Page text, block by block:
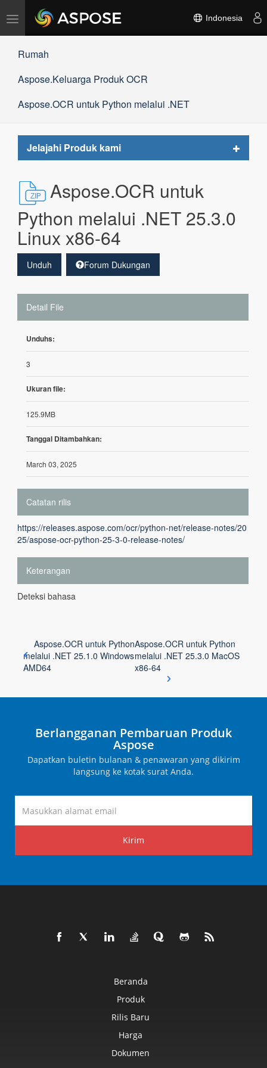
Alihkan
navigasi
Indonesia
Rumah
Aspose.Keluarga Produk OCR
Aspose.OCR untuk Python melalui .NET
Jelajahi Produk kami
Toggle
Aspose.OCR untuk
Python melalui .NET 25.3.0
Linux x86-64
Unduh Forum Dukungan
Detail File
Unduhs:
3
Ukuran file:
125.9MB
Tanggal Ditambahkan:
March 03, 2025
Catatan rilis
https://releases.aspose.com/ocr/python-net/release-notes/20
25/aspose-ocr-python-25-3-0-release-notes/
Keterangan
Deteksi bahasa
Aspose.OCR untuk Python
melalui .NET 25.1.0 Windows
AMD64
Aspose.OCR untuk Python
melalui .NET 25.3.0 MacOS
x86-64
Berlangganan Pembaruan Produk
Aspose
Dapatkan buletin bulanan & penawaran yang dikirim
langsung ke kotak surat Anda.
Kirim
Beranda
Produk
Rilis Baru
Harga
Dokumen